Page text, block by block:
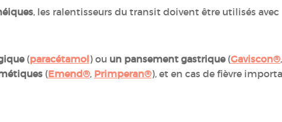
, les ralentisseurs du transit doivent être utilisés avec
(paracétamol) ou un pansement gastrique(Gaviscon®,
(Emend®, Primperan®), et en cas de fièvre